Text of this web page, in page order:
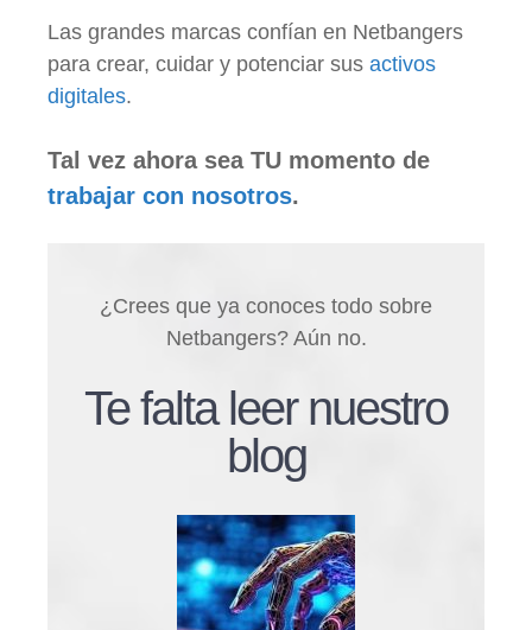
Las grandes marcas confían en Netbangers
para crear, cuidar y potenciar sus activos
digitales.
Tal vez ahora sea TU momento de
trabajar con nosotros.
¿Crees que ya conoces todo sobre
Netbangers? Aún no.
Te falta leer nuestro
blog